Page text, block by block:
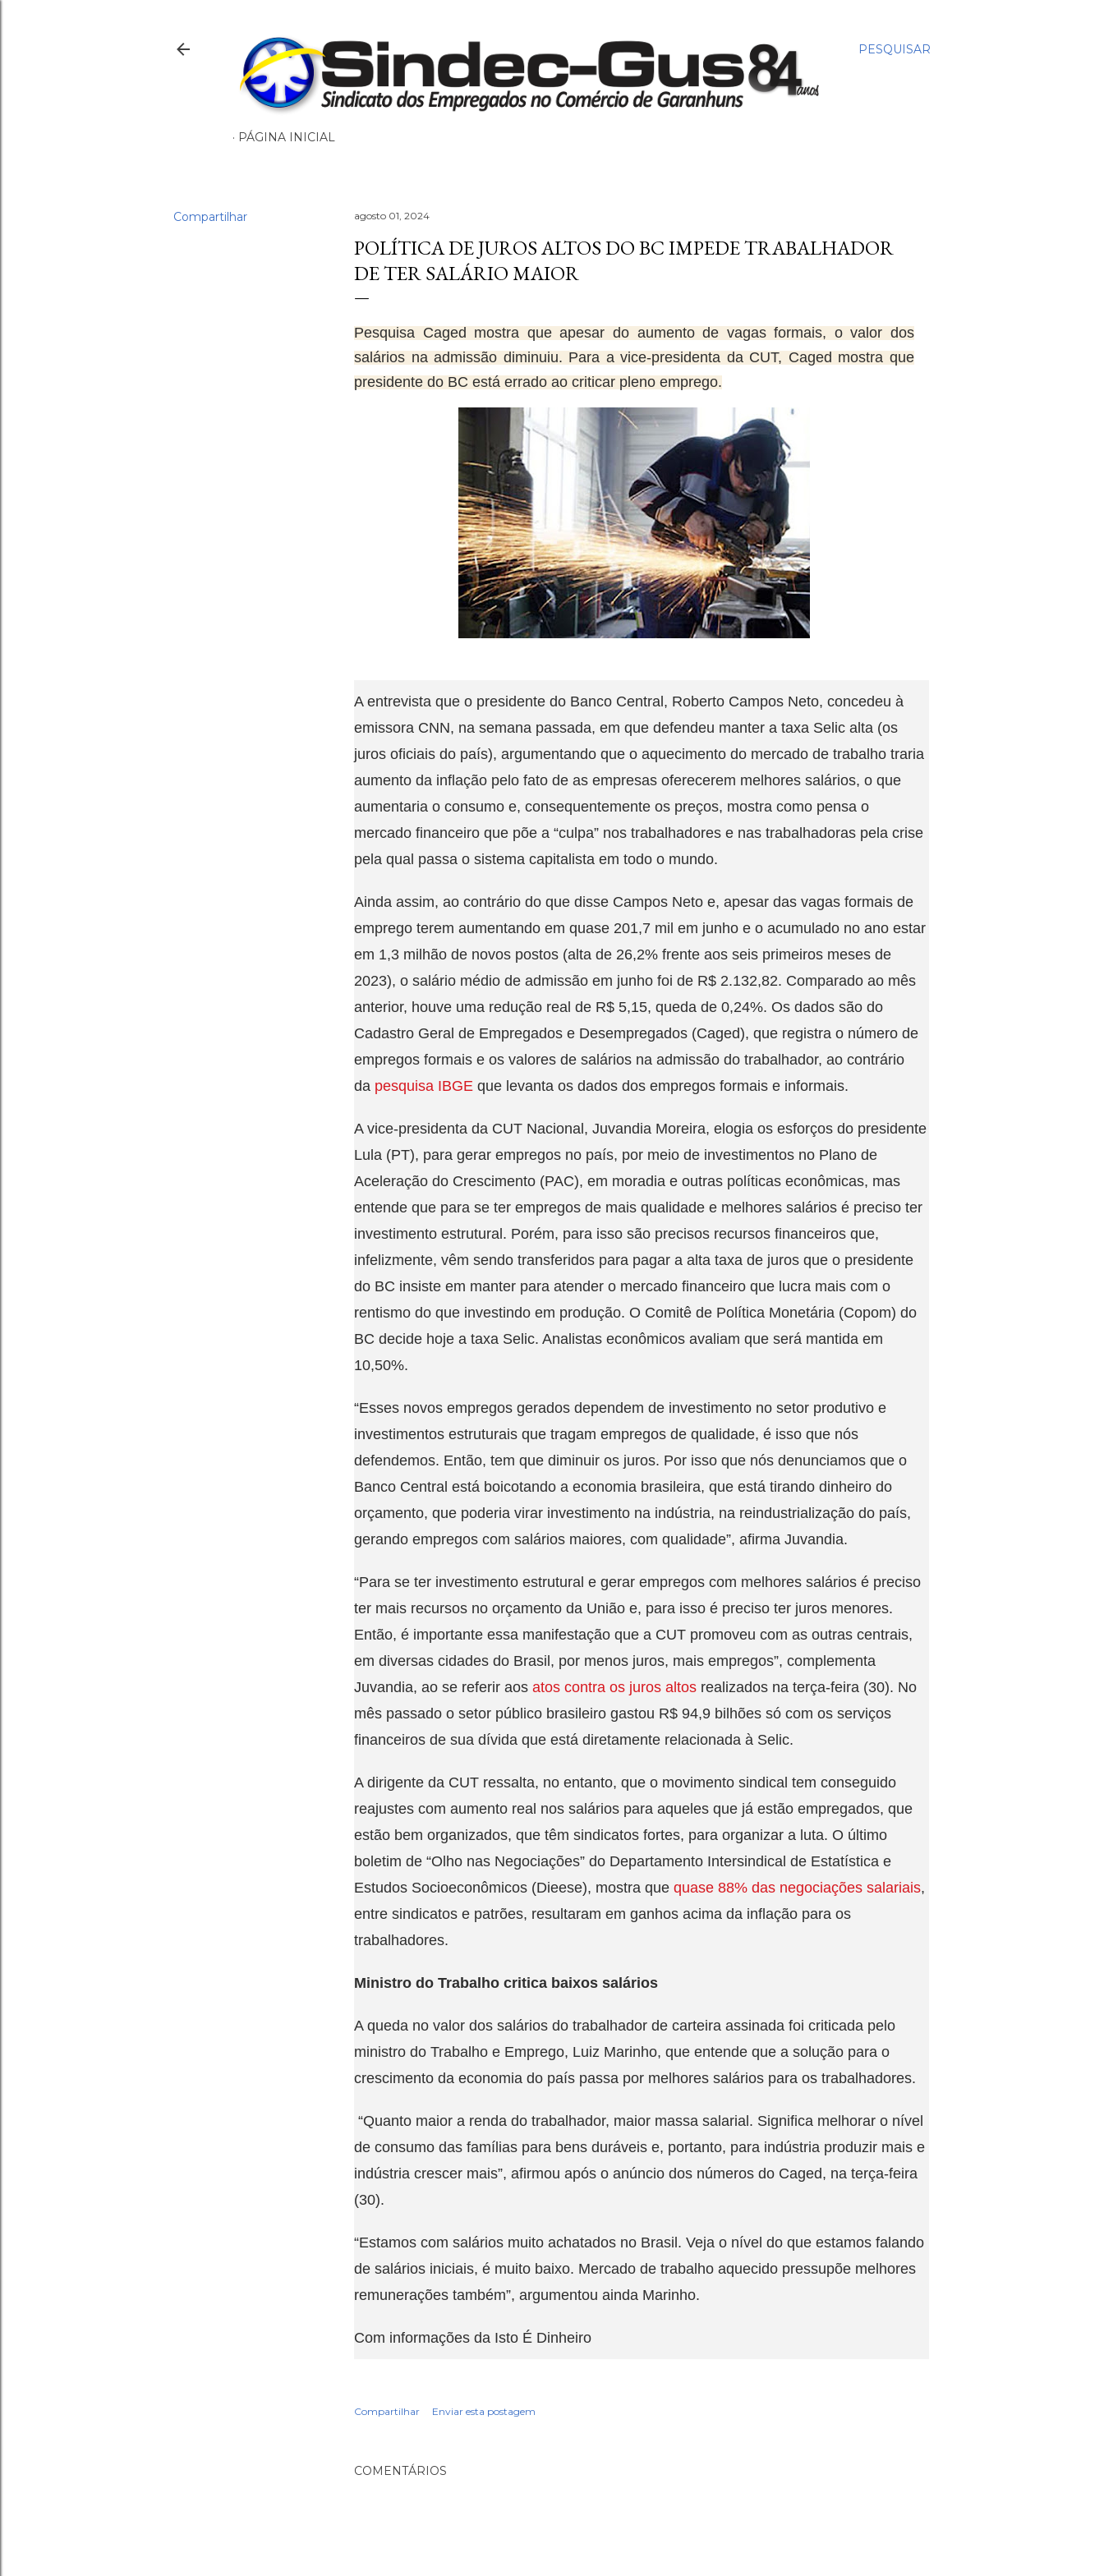
PESQUISAR
PÁGINA INICIAL
Compartilhar agosto 01, 2024
POLÍTICA DE JUROS ALTOS DO BC IMPEDE TRABALHADOR
DE TER SALÁRIO MAIOR
Pesquisa Caged mostra que apesar do aumento de vagas formais, o valor dos
salários na admissão diminuiu. Para a vice-presidenta da CUT, Caged mostra que
presidente do BC está errado ao criticar pleno emprego.
A entrevista que o presidente do Banco Central, Roberto Campos Neto, concedeu à
emissora CNN, na semana passada, em que defendeu manter a taxa Selic alta (os
juros oficiais do país), argumentando que o aquecimento do mercado de trabalho traria
aumento da inflação pelo fato de as empresas oferecerem melhores salários, o que
aumentaria o consumo e, consequentemente os preços, mostra como pensa o
mercado financeiro que põe a “culpa” nos trabalhadores e nas trabalhadoras pela crise
pela qual passa o sistema capitalista em todo o mundo.
Ainda assim, ao contrário do que disse Campos Neto e, apesar das vagas formais de
emprego terem aumentando em quase 201,7 mil em junho e o acumulado no ano estar
em 1,3 milhão de novos postos (alta de 26,2% frente aos seis primeiros meses de
2023), o salário médio de admissão em junho foi de R$ 2.132,82. Comparado ao mês
anterior, houve uma redução real de R$ 5,15, queda de 0,24%. Os dados são do
Cadastro Geral de Empregados e Desempregados (Caged), que registra o número de
empregos formais e os valores de salários na admissão do trabalhador, ao contrário
da pesquisa IBGE que levanta os dados dos empregos formais e informais.
A vice-presidenta da CUT Nacional, Juvandia Moreira, elogia os esforços do presidente
Lula (PT), para gerar empregos no país, por meio de investimentos no Plano de
Aceleração do Crescimento (PAC), em moradia e outras políticas econômicas, mas
entende que para se ter empregos de mais qualidade e melhores salários é preciso ter
investimento estrutural. Porém, para isso são precisos recursos financeiros que,
infelizmente, vêm sendo transferidos para pagar a alta taxa de juros que o presidente
do BC insiste em manter para atender o mercado financeiro que lucra mais com o
rentismo do que investindo em produção. O Comitê de Política Monetária (Copom) do
BC decide hoje a taxa Selic. Analistas econômicos avaliam que será mantida em
10,50%.
“Esses novos empregos gerados dependem de investimento no setor produtivo e
investimentos estruturais que tragam empregos de qualidade, é isso que nós
defendemos. Então, tem que diminuir os juros. Por isso que nós denunciamos que o
Banco Central está boicotando a economia brasileira, que está tirando dinheiro do
orçamento, que poderia virar investimento na indústria, na reindustrialização do país,
gerando empregos com salários maiores, com qualidade”, afirma Juvandia.
“Para se ter investimento estrutural e gerar empregos com melhores salários é preciso
ter mais recursos no orçamento da União e, para isso é preciso ter juros menores.
Então, é importante essa manifestação que a CUT promoveu com as outras centrais,
em diversas cidades do Brasil, por menos juros, mais empregos”, complementa
Juvandia, ao se referir aos atos contra os juros altos realizados na terça-feira (30). No
mês passado o setor público brasileiro gastou R$ 94,9 bilhões só com os serviços
financeiros de sua dívida que está diretamente relacionada à Selic.
A dirigente da CUT ressalta, no entanto, que o movimento sindical tem conseguido
reajustes com aumento real nos salários para aqueles que já estão empregados, que
estão bem organizados, que têm sindicatos fortes, para organizar a luta. O último
boletim de “Olho nas Negociações” do Departamento Intersindical de Estatística e
Estudos Socioeconômicos (Dieese), mostra que quase 88% das negociações salariais,
entre sindicatos e patrões, resultaram em ganhos acima da inflação para os
trabalhadores.
Ministro do Trabalho critica baixos salários
A queda no valor dos salários do trabalhador de carteira assinada foi criticada pelo
ministro do Trabalho e Emprego, Luiz Marinho, que entende que a solução para o
crescimento da economia do país passa por melhores salários para os trabalhadores.
“Quanto maior a renda do trabalhador, maior massa salarial. Significa melhorar o nível
de consumo das famílias para bens duráveis e, portanto, para indústria produzir mais e
indústria crescer mais”, afirmou após o anúncio dos números do Caged, na terça-feira
(30).
“Estamos com salários muito achatados no Brasil. Veja o nível do que estamos falando
de salários iniciais, é muito baixo. Mercado de trabalho aquecido pressupõe melhores
remunerações também”, argumentou ainda Marinho.
Com informações da Isto É Dinheiro
Compartilhar Enviar esta postagem
COMENTÁRIOS